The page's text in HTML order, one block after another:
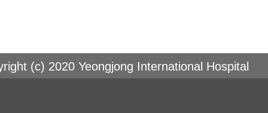
(c) 2020 Yeongjong International Hospital